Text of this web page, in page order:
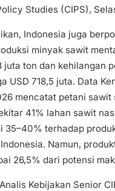
Studies (CIPS),
Indonesia juga
minyak sawit
juta ton dan kehilangan
USD 718,5 juta. Data
mencatat petani sawit
41% lahan sawit
35–40% terhadap
Namun,
26,5% dari potensi
Kebijakan Senior